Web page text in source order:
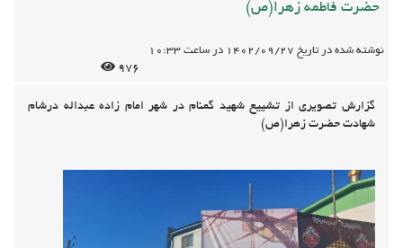
حضرت فاطمه زهرا(ص)
نوشته شده در تاریخ 1402/09/27 در ساعت 10:33
976
گزارش تصویری از تشییع شهید گمنام در شهر امام زاده عبداله درشام
شهادت حضرت زهرا(ص)